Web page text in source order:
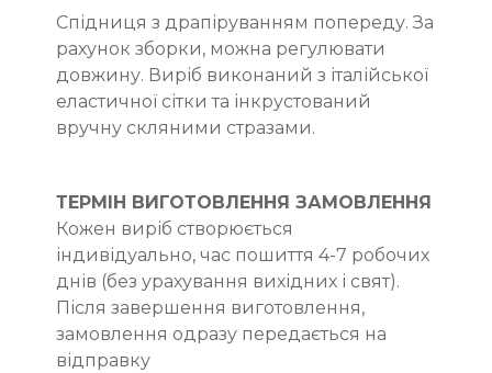
Cпідниця з драпіруванням попереду. За
рахунок зборки, можна регулювати
довжину. Виріб виконаний з італійської
еластичної сітки та інкрустований
вручну скляними стразами.
ТЕРМІН ВИГОТОВЛЕННЯ ЗАМОВЛЕННЯ
Кожен виріб створюється
індивідуально, час пошиття 4-7 робочих
днів (без урахування вихідних і свят).
Після завершення виготовлення,
замовлення одразу передається на
відправку